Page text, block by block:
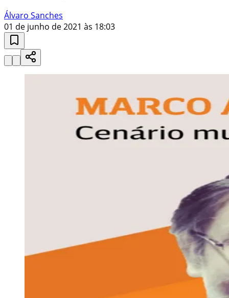
Álvaro Sanches
01 de junho de 2021 às 18:03